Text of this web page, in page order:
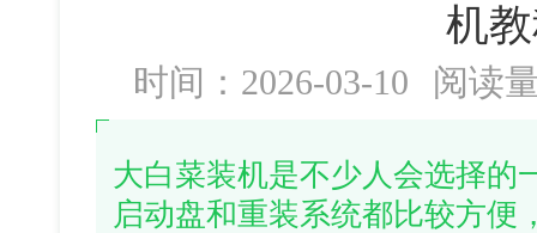
机
时间：2026-03-10 阅读
大白菜装机是不少人会选择的
启动盘和重装系统都比较方便